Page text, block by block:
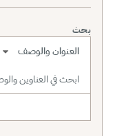
بحث
نطاق البحث